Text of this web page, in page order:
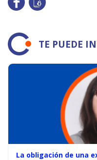
TE PUEDE
La obligación de una